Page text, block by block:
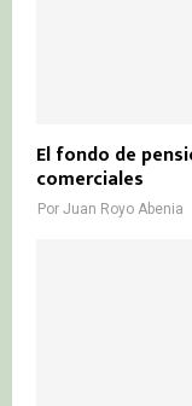
El fondo de
comerciales
Por Juan Royo Abenia